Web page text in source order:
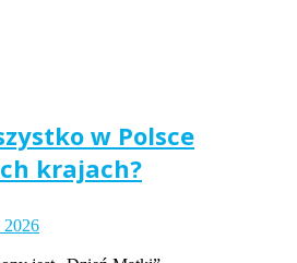
w Polsce
krajach?
2026